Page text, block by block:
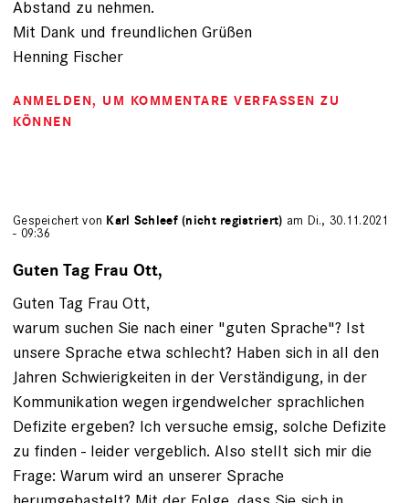
Abstand zu nehmen.
Mit Dank und freundlichen Grüßen
Henning Fischer
ANMELDEN, UM KOMMENTARE VERFASSEN ZU
KÖNNEN
Gespeichert von Karl Schleef (nicht registriert) am Di., 30.11.2021
- 09:36
Guten Tag Frau Ott,
Guten Tag Frau Ott,
warum suchen Sie nach einer "guten Sprache"? Ist
unsere Sprache etwa schlecht? Haben sich in all den
Jahren Schwierigkeiten in der Verständigung, in der
Kommunikation wegen irgendwelcher sprachlichen
Defizite ergeben? Ich versuche emsig, solche Defizite
zu finden - leider vergeblich. Also stellt sich mir die
Frage: Warum wird an unserer Sprache